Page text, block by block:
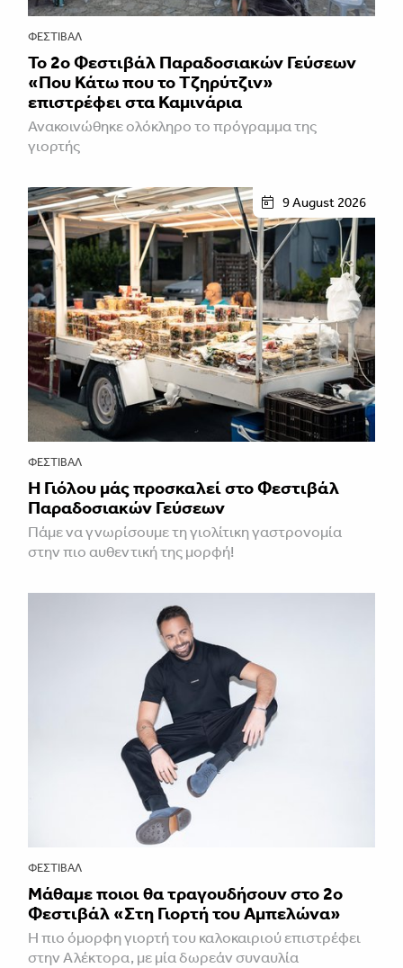
ΦΕΣΤΙΒΑΛ
Το 2ο Φεστιβάλ Παραδοσιακών Γεύσεων
«Που Κάτω που το Τζηρύτζιν»
επιστρέφει στα Καμινάρια
Ανακοινώθηκε ολόκληρο το πρόγραμμα της
γιορτής
9 August 2026
ΦΕΣΤΙΒΑΛ
Η Γιόλου μάς προσκαλεί στο Φεστιβάλ
Παραδοσιακών Γεύσεων
Πάμε να γνωρίσουμε τη γιολίτικη γαστρονομία
στην πιο αυθεντική της μορφή!
ΦΕΣΤΙΒΑΛ
Μάθαμε ποιοι θα τραγουδήσουν στο 2ο
Φεστιβάλ «Στη Γιορτή του Αμπελώνα»
Η πιο όμορφη γιορτή του καλοκαιριού επιστρέφει
στην Αλέκτορα, με μία δωρεάν συναυλία